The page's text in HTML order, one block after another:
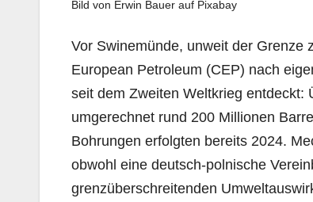
Bild von Erwin Bauer auf Pixabay
Vor Swinemünde, unweit der Grenze
European Petroleum (CEP) nach
seit dem Zweiten Weltkrieg entdeckt:
umgerechnet rund 200 Millionen
Bohrungen erfolgten bereits 2024.
obwohl eine deutsch-polnische
grenzüberschreitenden